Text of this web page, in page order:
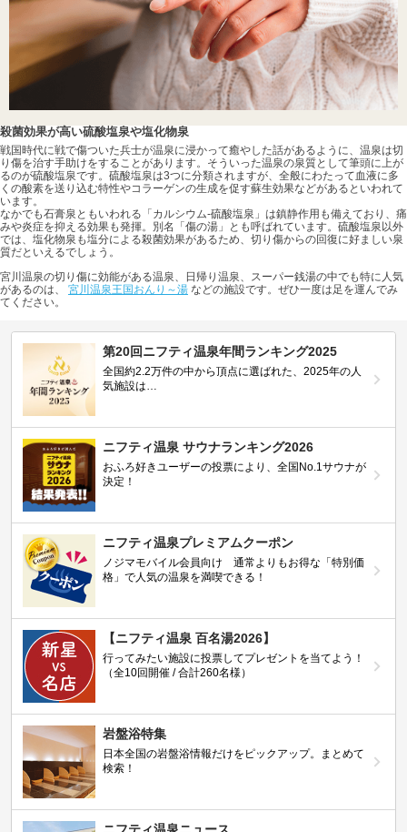
殺菌効果が高い硫酸塩泉や塩化物泉
戦国時代に戦で傷ついた兵士が温泉に浸かって癒やした話があるように、温泉は切
り傷を治す手助けをすることがあります。そういった温泉の泉質として筆頭に上が
るのが硫酸塩泉です。硫酸塩泉は3つに分類されますが、全般にわたって血液に多
くの酸素を送り込む特性やコラーゲンの生成を促す蘇生効果などがあるといわれて
います。
なかでも石膏泉ともいわれる「カルシウム-硫酸塩泉」は鎮静作用も備えており、痛
みや炎症を抑える効果も発揮。別名「傷の湯」とも呼ばれています。硫酸塩泉以外
では、塩化物泉も塩分による殺菌効果があるため、切り傷からの回復に好ましい泉
質だといえるでしょう。
宮川温泉の切り傷に効能がある温泉、日帰り温泉、スーパー銭湯の中でも特に人気
があるのは、 宮川温泉王国おんり～湯 などの施設です。ぜひ一度は足を運んでみ
てください。
第20回ニフティ温泉年間ランキング2025
全国約2.2万件の中から頂点に選ばれた、2025年の人
気施設は…
ニフティ温泉 サウナランキング2026
おふろ好きユーザーの投票により、全国No.1サウナが
決定！
ニフティ温泉プレミアムクーポン
ノジマモバイル会員向け 通常よりもお得な「特別価
格」で人気の温泉を満喫できる！
【ニフティ温泉 百名湯2026】
行ってみたい施設に投票してプレゼントを当てよう！
（全10回開催 / 合計260名様）
岩盤浴特集
日本全国の岩盤浴情報だけをピックアップ。まとめて
検索！